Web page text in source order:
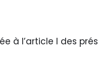
à l’article I des